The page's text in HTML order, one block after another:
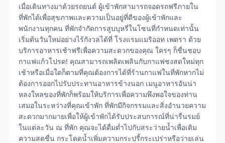
เมื่อเดินทางมาด้วยรถยนต์ ผู้เข้าพักสามารถจอดรถฟรีภายใน
ที่พักได้เพื่อสุขภาพและความเป็นอยู่ที่ดีของผู้เข้าพักและ
พนักงานทุกคน ที่พักจำกัดการสูบบุหรี่ในโซนที่กำหนดเท่านั้น
เริ่มต้นวันใหม่อย่างไร้กังวลได้ที่ โรงแรมแมริออท เพตรา ด้วย
บริการอาหารเช้าฟรีเพื่อความสะดวกของคุณ ใครๆ ก็ชื่นชอบ
กาแฟแก้วโปรด! คุณสามารถเพลิดเพลินกับกาแฟชงสดใหม่ทุก
เช้าหรือเมื่อใดก็ตามที่คุณต้องการได้ที่ร้านกาแฟในที่พักหากไม่
ต้องการออกไปรับประทานอาหารข้างนอก เมนูอาหารอันน่า
หลงใหลของที่พักก็พร้อมให้บริการเพื่อความพึงพอใจของท่าน
เสมอในระหว่างที่คุณเข้าพัก ที่พักมีกิจกรรมและสิ่งอำนวยความ
สะดวกมากมายเพื่อให้ผู้เข้าพักได้รับประสบการณ์ที่น่ารื่นรมย์
ในแต่ละวัน ณ ที่พัก คุณจะได้ดื่มด่ำไปกับสระว่ายน้ำเพื่อเติม
ความสดชื่น กระโดดน้ำเพิ่มความกระปรี้กระเปร่าหรือว่ายเล่น